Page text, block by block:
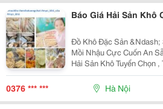
Báo Giá Hải Sản Khô
Đồ Khô Đặc Sản &Ndash;
Mồi Nhậu Cực Cuốn An Sẵn Số Lượng Lớn Các Loại
Hải Sản Khô Tuyển Chọn
Vặt, Đãi Khách Hoặc Mua
0376 *** *** Hà Nội